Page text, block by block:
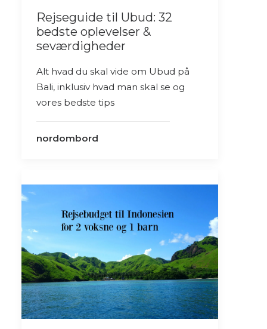
Rejseguide til Ubud: 32
bedste oplevelser &
seværdigheder
Alt hvad du skal vide om Ubud på
Bali, inklusiv hvad man skal se og
vores bedste tips
nordombord